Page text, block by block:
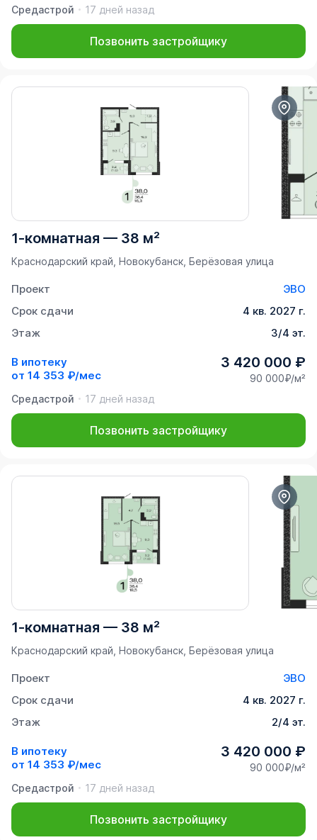
Средастрой
17 дней назад
Позвонить застройщику
1-комнатная — 38 м²
Краснодарский край, Новокубанск, Берёзовая улица
Проект
ЭВО
Срок сдачи
4 кв. 2027 г.
Этаж
3/4 эт.
В ипотеку
от 14 353 ₽/мес
3 420 000 ₽
90 000₽/м²
Средастрой
17 дней назад
Позвонить застройщику
1-комнатная — 38 м²
Краснодарский край, Новокубанск, Берёзовая улица
Проект
ЭВО
Срок сдачи
4 кв. 2027 г.
Этаж
2/4 эт.
В ипотеку
от 14 353 ₽/мес
3 420 000 ₽
90 000₽/м²
Средастрой
17 дней назад
Позвонить застройщику